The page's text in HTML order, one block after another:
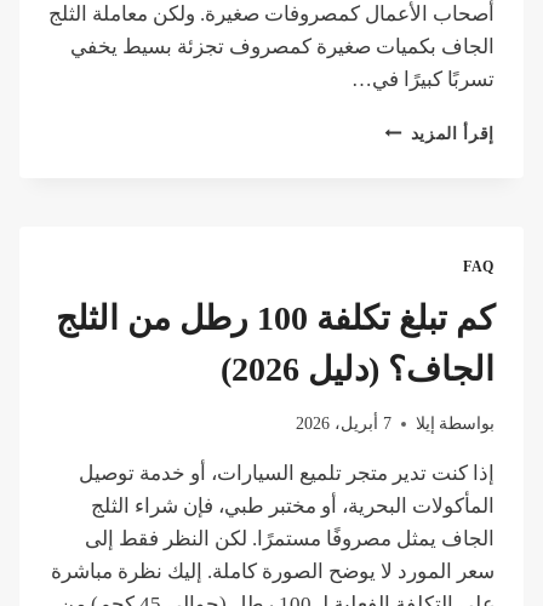
أصحاب الأعمال كمصروفات صغيرة. ولكن معاملة الثلج
الجاف بكميات صغيرة كمصروف تجزئة بسيط يخفي
تسربًا كبيرًا في…
إقرأ المزيد كم
الجاف؟
(وكيفية
التوقف
عن
المال)
FAQ
كم تبلغ تكلفة 100 رطل من الثلج
الجاف؟ (دليل 2026)
بواسطة إيلا 7 أبريل، 2026
إذا كنت تدير متجر تلميع السيارات، أو خدمة توصيل
المأكولات البحرية، أو مختبر طبي، فإن شراء الثلج
الجاف يمثل مصروفًا مستمرًا. لكن النظر فقط إلى
سعر المورد لا يوضح الصورة كاملة. إليك نظرة مباشرة